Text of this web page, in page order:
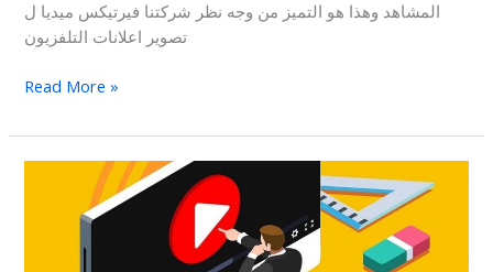
المشاهد وهذا هو التميز من وجه نظر شركتنا فيرتيكس ميديا ل
تصوير اعلانات التلفزيون
Read More »